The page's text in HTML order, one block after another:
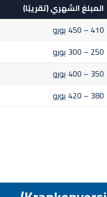
المبلغ الشهري (تقريبًا)
410 – 450 يورو
250 – 300 يورو
350 – 400 يورو
380 – 420 يورو